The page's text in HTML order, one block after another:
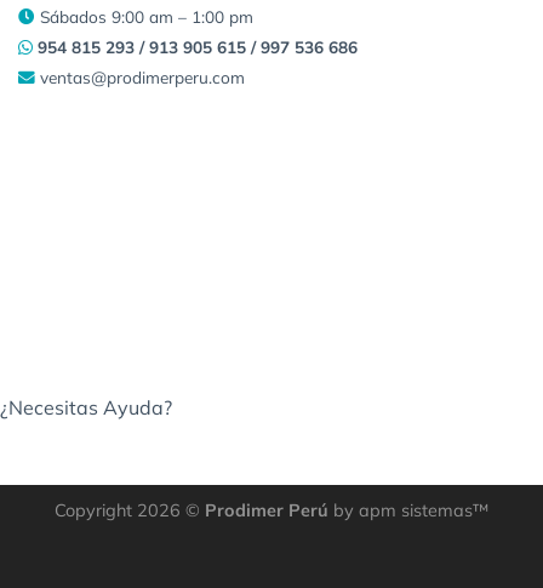
Sábados 9:00 am – 1:00 pm
954 815 293 / 913 905 615 / 997 536 686
ventas@prodimerperu.com
¿Necesitas Ayuda?
Copyright 2026 © Prodimer Perú by apm sistemas™